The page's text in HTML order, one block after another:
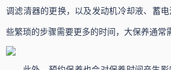
调滤清器的更换，以及发动机冷却液、蓄
些繁琐的步骤需要更多的时间，大保养通常